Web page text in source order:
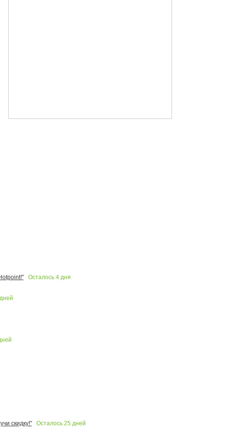
Осталось 4дня
дней
скидку!"
Осталось 25 дней